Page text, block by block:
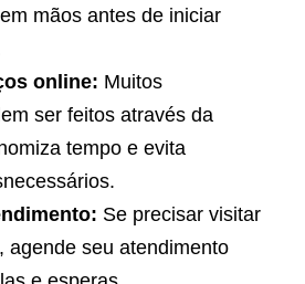
mãos antes de iniciar
online: Muitos
ser feitos através da
tempo e evita
Se precisar visitar
agende seu atendimento